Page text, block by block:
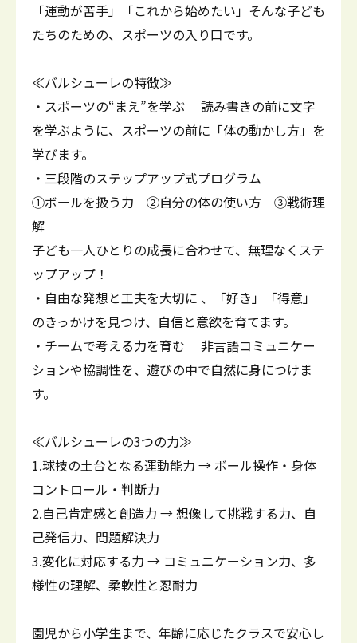
「運動が苦手」「これから始めたい」そんな子ども
たちのための、スポーツの入り口です。
≪バルシューレの特徴≫
・スポーツの“まえ”を学ぶ 読み書きの前に文字
を学ぶように、スポーツの前に「体の動かし方」を
学びます。
・三段階のステップアップ式プログラム
①ボールを扱う力 ②自分の体の使い方 ③戦術理
解
子ども一人ひとりの成長に合わせて、無理なくステ
ップアップ！
・自由な発想と工夫を大切に 、「好き」「得意」
のきっかけを見つけ、自信と意欲を育てます。
・チームで考える力を育む 非言語コミュニケー
ションや協調性を、遊びの中で自然に身につけま
す。
≪バルシューレの3つの力≫
1.球技の土台となる運動能力 → ボール操作・身体
コントロール・判断力
2.自己肯定感と創造力 → 想像して挑戦する力、自
己発信力、問題解決力
3.変化に対応する力 → コミュニケーション力、多
様性の理解、柔軟性と忍耐力
園児から小学生まで、年齢に応じたクラスで安心し